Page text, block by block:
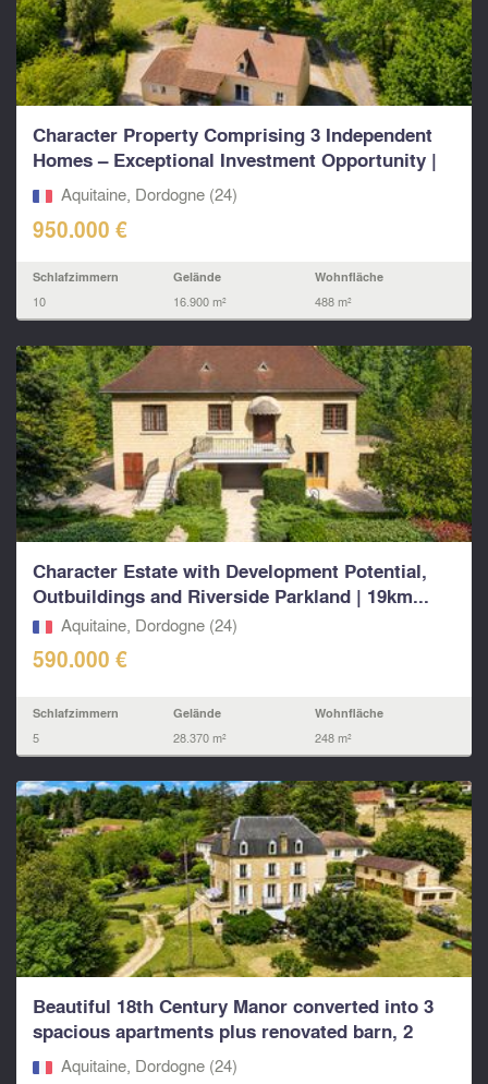
Character Property Comprising 3 Independent
Homes – Exceptional Investment Opportunity |
7... Aquitaine, Dordogne (24)
950.000 €
Schlafzimmern
10
Gelände
16.900 m²
Wohnfläche
488 m²
Character Estate with Development Potential,
Outbuildings and Riverside Parkland | 19km...
Aquitaine, Dordogne (24)
590.000 €
Schlafzimmern
5
Gelände
28.370 m²
Wohnfläche
248 m²
Beautiful 18th Century Manor converted into 3
spacious apartments plus renovated barn, 2
mins...Aquitaine, Dordogne (24)